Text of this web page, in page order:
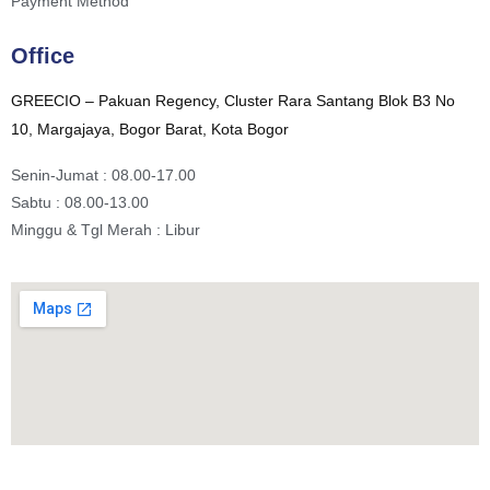
Office
GREECIO – Pakuan Regency, Cluster Rara Santang Blok B3 No
10, Margajaya, Bogor Barat, Kota Bogor
Senin-Jumat : 08.00-17.00
Sabtu : 08.00-13.00
Minggu & Tgl Merah : Libur